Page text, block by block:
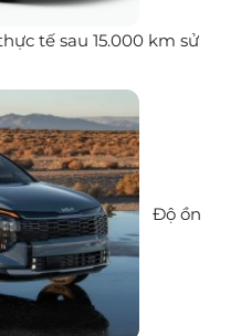
tế sau 15.000 km sử
Độ ồn